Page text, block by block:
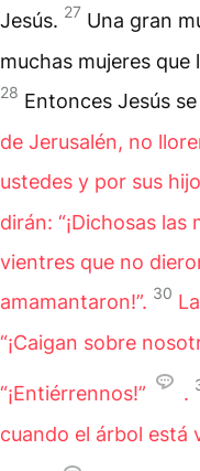
Jesús. 27 Una gran
muchas mujeres que
28 Entonces Jesús
de Jerusalén, no
ustedes y por sus
dirán: “¡Dichosas
vientres que no
amamantaron!”. 30
“¡Caigan sobre
“¡Entiérrennos!” .
cuando el árbol está